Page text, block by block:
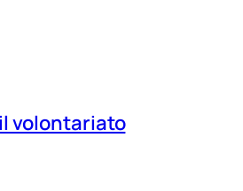
volontariato